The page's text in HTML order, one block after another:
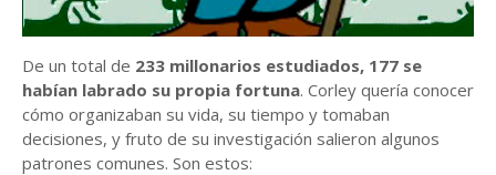
De un total de 233 millonarios estudiados, 177 se
habían labrado su propia fortuna. Corley quería conocer
cómo organizaban su vida, su tiempo y tomaban
decisiones, y fruto de su investigación salieron algunos
patrones comunes. Son estos: